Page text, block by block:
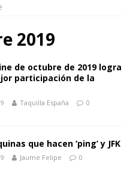
2019
de octubre de 2019 logra
participación de la
Taquilla España 0
que hacen ‘ping’ y JFK
Jaume Felipe 0